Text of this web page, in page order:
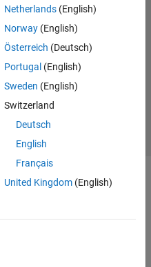
Netherlands(English)
Norway(English)
Österreich (Deutsch)
Portugal (English)
Sweden (English)
Switzerland
Deutsch
English
Français
United Kingdom(English)
Estado de las aplicaciones